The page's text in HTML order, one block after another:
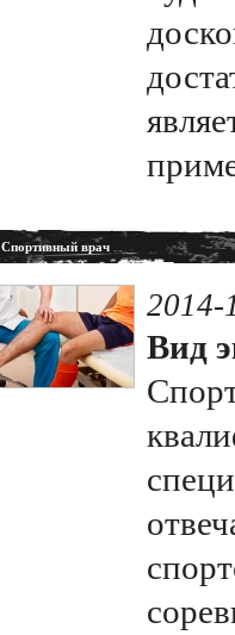
Спортивный врач
2014-
Вид